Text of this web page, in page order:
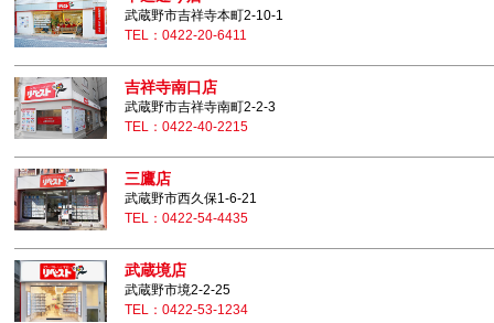
武蔵野市吉祥寺本町2-10-1
TEL：0422-20-6411
吉祥寺南口店
武蔵野市吉祥寺南町2-2-3
TEL：0422-40-2215
三鷹店
武蔵野市西久保1-6-21
TEL：0422-54-4435
武蔵境店
武蔵野市境2-2-25
TEL：0422-53-1234